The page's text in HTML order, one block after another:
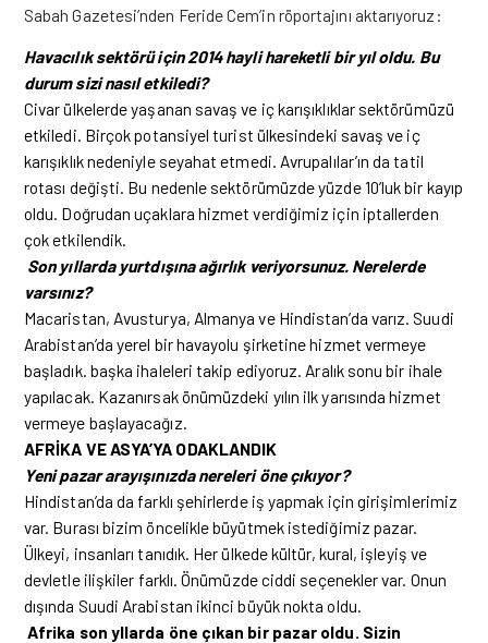
Sabah Gazetesi’nden Feride Cem’in röportajını aktarıyoruz:
Havacılık sektörü için 2014 hayli hareketli bir yıl oldu. Bu
durum sizi nasıl etkiledi?
Civar ülkelerde yaşanan savaş ve iç karışıklıklar sektörümüzü
etkiledi. Birçok potansiyel turist ülkesindeki savaş ve iç
karışıklık nedeniyle seyahat etmedi. Avrupalılar’ın da tatil
rotası değişti. Bu nedenle sektörümüzde yüzde 10’luk bir kayıp
oldu. Doğrudan uçaklara hizmet verdiğimiz için iptallerden
çok etkilendik.
Son yıllarda yurtdışına ağırlık veriyorsunuz. Nerelerde
varsınız?
Macaristan, Avusturya, Almanya ve Hindistan’da varız. Suudi
Arabistan’da yerel bir havayolu şirketine hizmet vermeye
başladık. başka ihaleleri takip ediyoruz. Aralık sonu bir ihale
yapılacak. Kazanırsak önümüzdeki yılın ilk yarısında hizmet
vermeye başlayacağız.
AFRİKA VE ASYA’YA ODAKLANDIK
Yeni pazar arayışınızda nereleri öne çıkıyor?
Hindistan’da da farklı şehirlerde iş yapmak için girişimlerimiz
var. Burası bizim öncelikle büyütmek istediğimiz pazar.
Ülkeyi, insanları tanıdık. Her ülkede kültür, kural, işleyiş ve
devletle ilişkiler farklı. Önümüzde ciddi seçenekler var. Onun
dışında Suudi Arabistan ikinci büyük nokta oldu.
Afrika son yllarda öne çıkan bir pazar oldu. Sizin